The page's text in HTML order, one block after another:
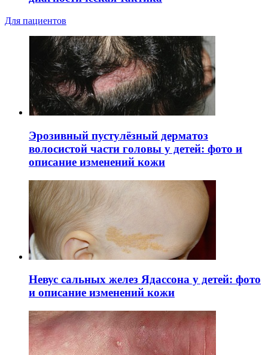
Для пациентов
Эрозивный пустулёзный дерматоз
волосистой части головы у детей: фото и
описание изменений кожи
Невус сальных желез Ядассона у детей: фото
и описание изменений кожи